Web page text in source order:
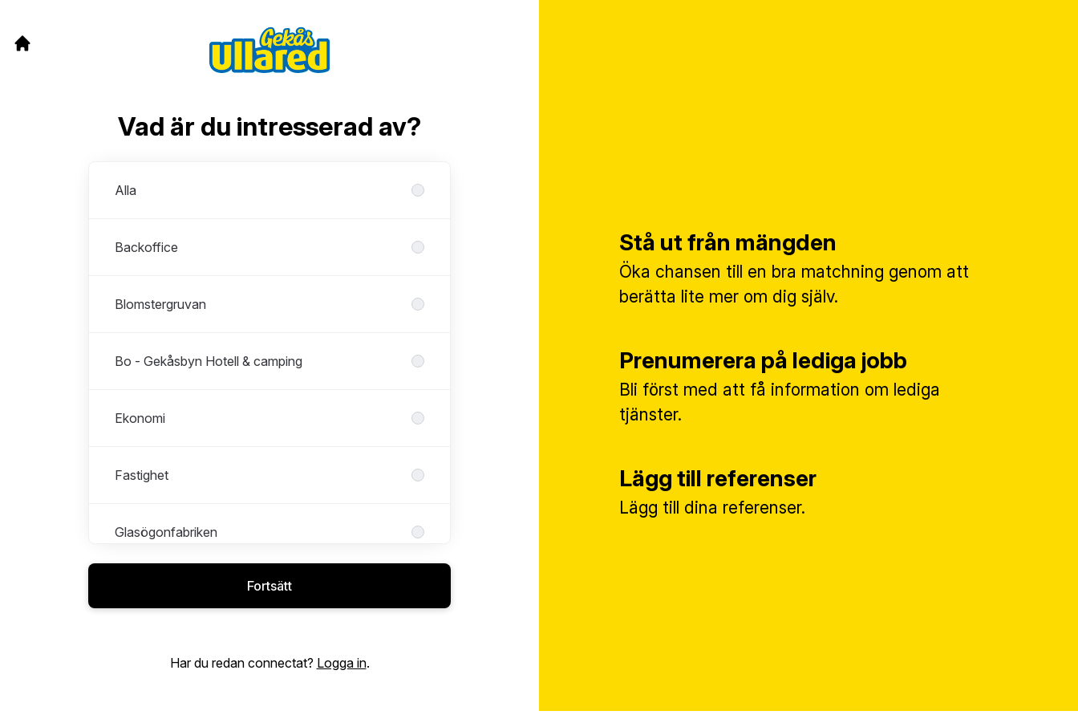
Vad är du intresserad av?
Alla
Backoffice
Blomstergruvan
Bo - Gekåsbyn Hotell & camping
Ekonomi
Fastighet
Glasögonfabriken
Fortsätt
Har du redan connectat? Logga in.
Stå ut från mängden
Öka chansen till en bra matchning genom att
berätta lite mer om dig själv.
Prenumerera på lediga jobb
Bli först med att få information om lediga
tjänster.
Lägg till referenser
Lägg till dina referenser.